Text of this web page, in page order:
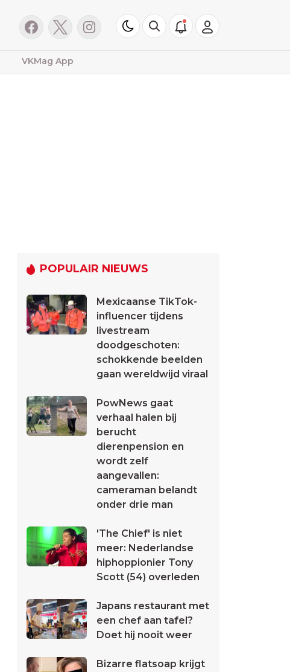
VKMag App
POPULAIR NIEUWS
Mexicaanse TikTok-
influencer tijdens
livestream
doodgeschoten:
schokkende beelden
gaan wereldwijd viraal
PowNews gaat
verhaal halen bij
berucht
dierenpension en
wordt zelf
aangevallen:
cameraman belandt
onder drie man
'The Chief' is niet
meer: Nederlandse
hiphoppionier Tony
Scott (54) overleden
Japans restaurant met
een chef aan tafel?
Doet hij nooit weer
Bizarre flatsoap krijgt